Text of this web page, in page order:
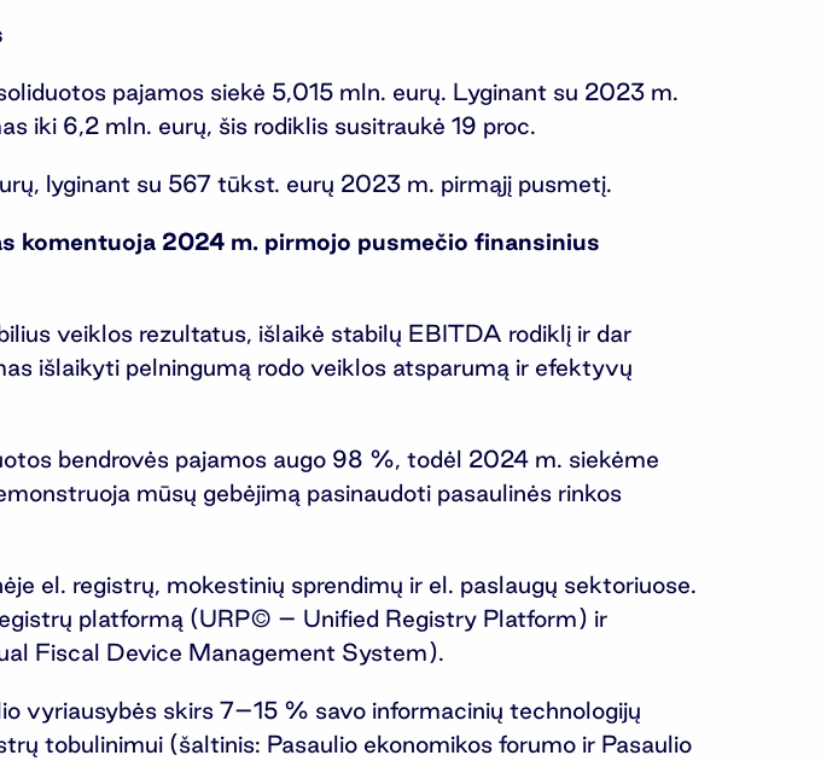
pajamos siekė 5,015 mln. eurų. Lyginant su 2023 m.
iki 6,2 mln. eurų, šis rodiklis susitraukė 19 proc.
lyginant su 567 tūkst. eurų 2023 m. pirmąjį pusmetį.
komentuoja 2024 m. pirmojo pusmečio finansinius
veiklos rezultatus, išlaikė stabilų EBITDA rodiklį ir dar
išlaikyti pelningumą rodo veiklos atsparumą ir efektyvų
bendrovės pajamos augo 98 %, todėl 2024 m. siekėme
mūsų gebėjimą pasinaudoti pasaulinės rinkos
el. registrų, mokestinių sprendimų ir el. paslaugų sektoriuose.
platformą (URP© – Unified Registry Platform) ir
Fiscal Device Management System).
vyriausybės skirs 7–15 % savo informacinių technologijų
tobulinimui (šaltinis: Pasaulio ekonomikos forumo ir Pasaulio